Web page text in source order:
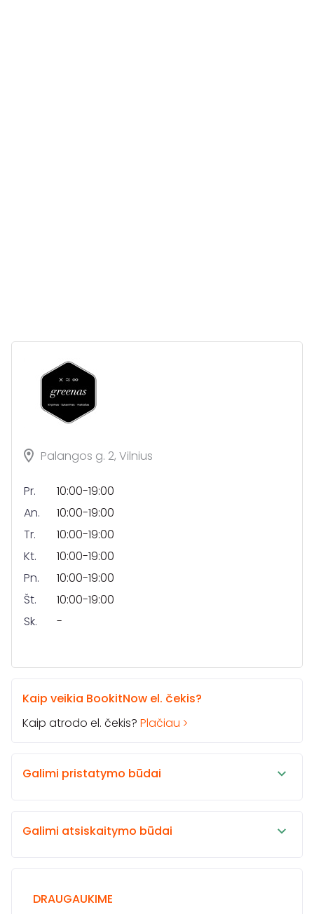
Palangos g. 2, Vilnius
Pr.
10:00-19:00
An.
10:00-19:00
Tr.
10:00-19:00
Kt.
10:00-19:00
Pn.
10:00-19:00
Št.
10:00-19:00
Sk.
-
Kaip veikia BookitNow el. čekis?
Kaip atrodo el. čekis? Plačiau
Galimi pristatymo būdai
Galimi atsiskaitymo būdai
DRAUGAUKIME